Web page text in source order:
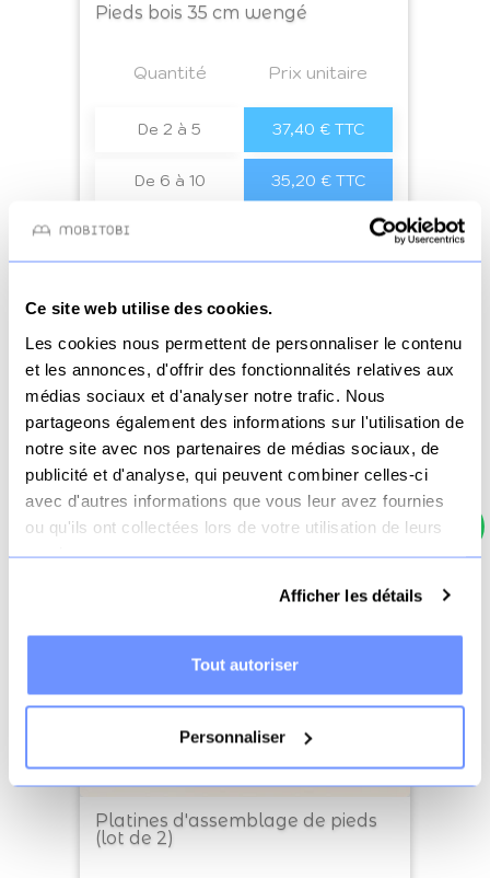
Ce site web utilise des cookies.
Les cookies nous permettent de personnaliser le contenu
et les annonces, d'offrir des fonctionnalités relatives aux
médias sociaux et d'analyser notre trafic. Nous
partageons également des informations sur l'utilisation de
notre site avec nos partenaires de médias sociaux, de
publicité et d'analyse, qui peuvent combiner celles-ci
avec d'autres informations que vous leur avez fournies
ou qu'ils ont collectées lors de votre utilisation de leurs
services.
Afficher les détails
Tout autoriser
Personnaliser
Pieds bois 35 cm wengé
Quantité Prix unitaire
De 2 à 5 37,40 € TTC
De 6 à 10 35,20 € TTC
voir le produit
Platines d'assemblage de pieds
(lot de 2)